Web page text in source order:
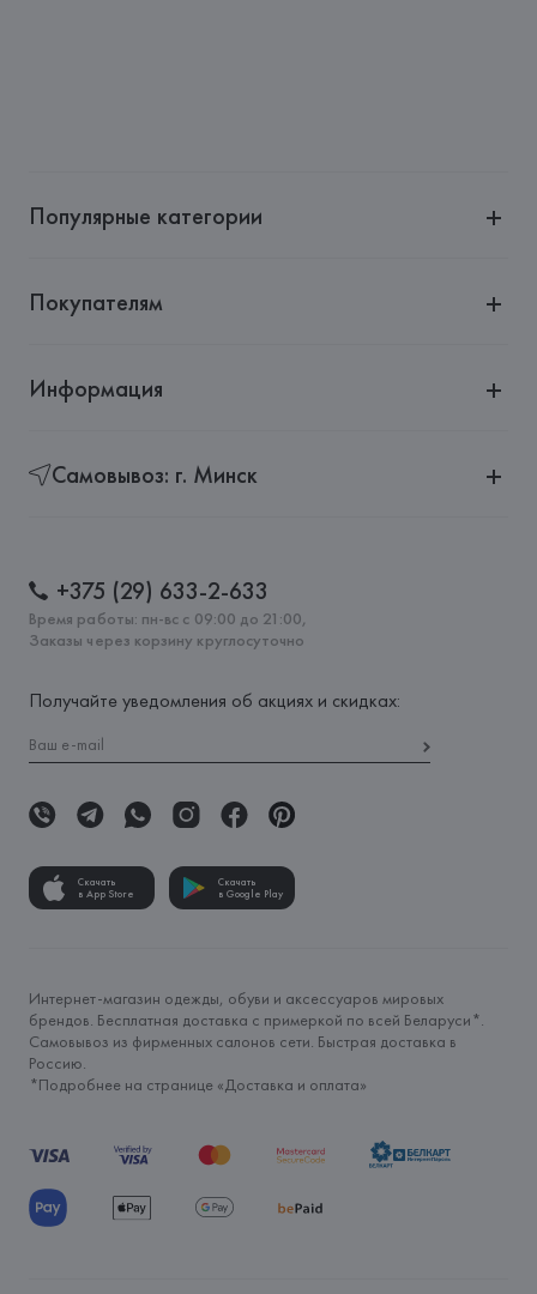
Популярные категории
Покупателям
Информация
Самовывоз: г. Минск
+375 (29) 633-2-633
Время работы: пн-вс с 09:00 до 21:00,
Заказы через корзину круглосуточно
Получайте уведомления об акциях и скидках:
Скачать
в App Store
Скачать
в Google Play
Интернет-магазин одежды, обуви и аксессуаров мировых
брендов. Бесплатная доставка с примеркой по всей Беларуси*.
Самовывоз из фирменных салонов сети. Быстрая доставка в
Россию.
*Подробнее на странице «Доставка и оплата»